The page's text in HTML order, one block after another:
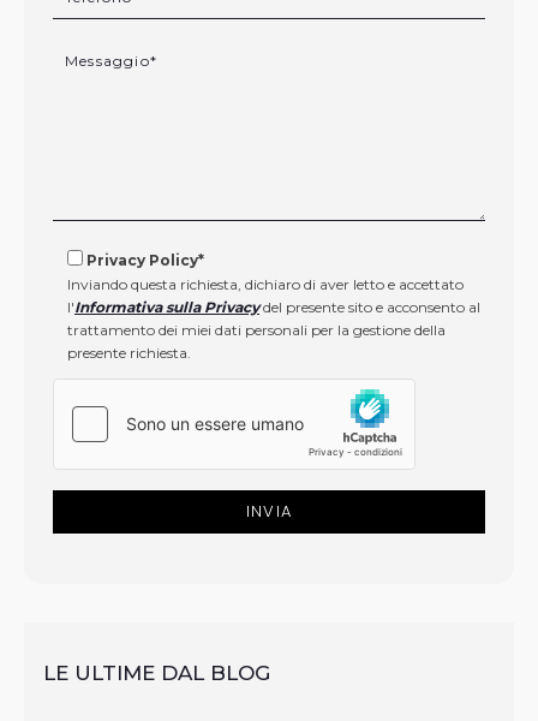
Privacy Policy*
Inviando questa richiesta, dichiaro di aver letto e accettato
l'Informativa sulla Privacydel presente sito e acconsento al
trattamento dei miei dati personali per la gestione della
presente richiesta.
LE ULTIME DAL BLOG